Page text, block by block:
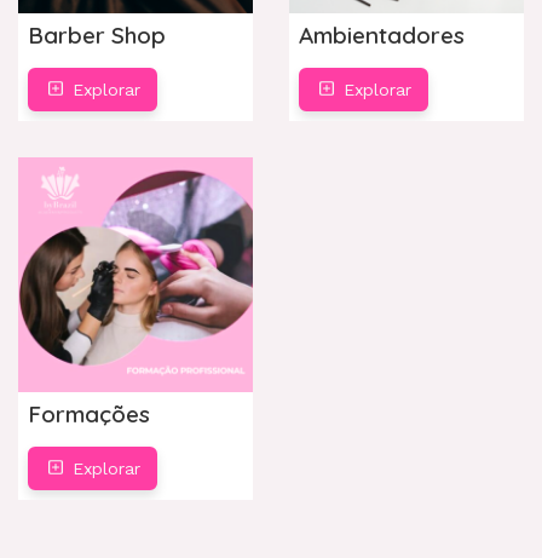
Barber Shop
Explorar
Ambientadores
Explorar
Formações
Explorar